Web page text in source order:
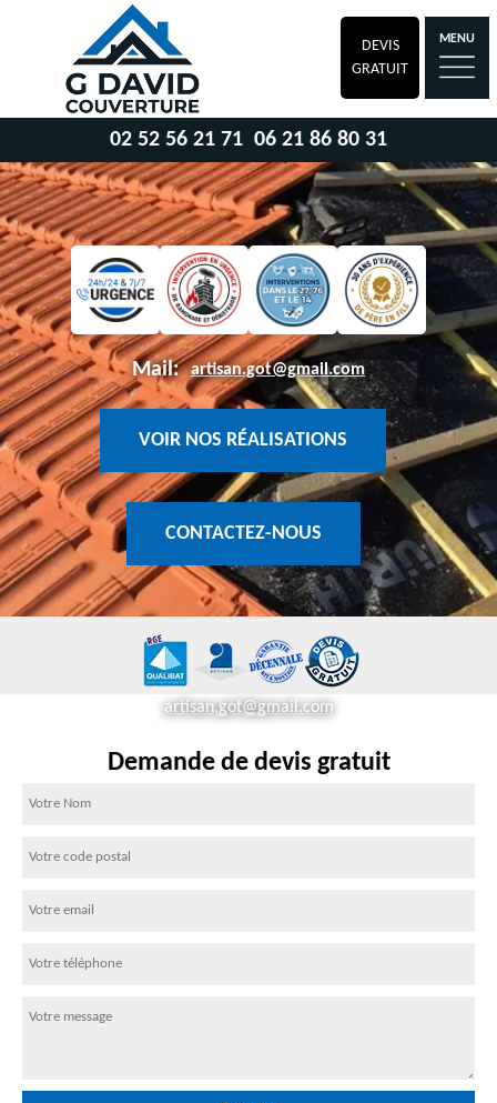
DEVIS
GRATUIT
MENU
02 52 56 21 71 06 21 86 80 31
Mail: artisan.got@gmail.com
VOIR NOS RÉALISATIONS
CONTACTEZ-NOUS
artisan.got@gmail.com
Demande de devis gratuit